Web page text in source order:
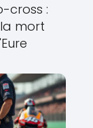
cross :
mort